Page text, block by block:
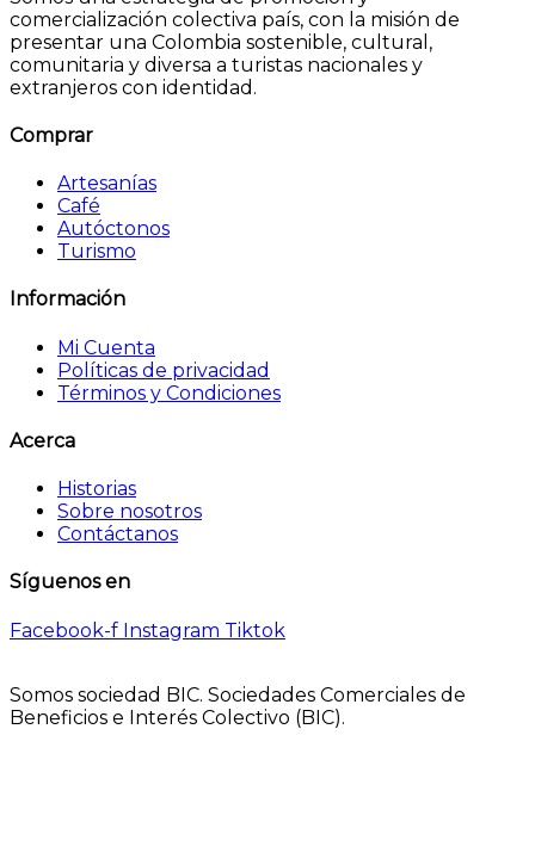
comercialización colectiva país, con la misión de
presentar una Colombia sostenible, cultural,
comunitaria y diversa a turistas nacionales y
extranjeros con identidad.
Comprar
Artesanías
Café
Autóctonos
Turismo
Información
Mi Cuenta
Políticas de privacidad
Términos y Condiciones
Acerca
Historias
Sobre nosotros
Contáctanos
Síguenos en
Facebook-f Instagram Tiktok
Somos sociedad BIC. Sociedades Comerciales de
Beneficios e Interés Colectivo (BIC).